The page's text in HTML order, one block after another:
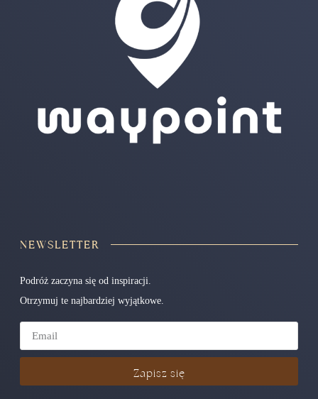
NEWSLETTER
Podróż zaczyna się od inspiracji.
Otrzymuj te najbardziej wyjątkowe.
Zapisz się